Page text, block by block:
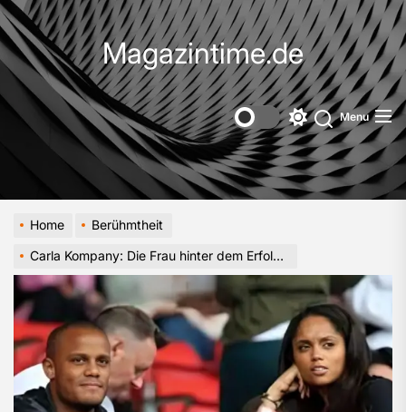
Skip
to
the
content
Magazintime.de
Switch
color
mode
Menu
Home
Berühmtheit
Carla Kompany: Die Frau hinter dem Erfolg eines Fußball-Ikons